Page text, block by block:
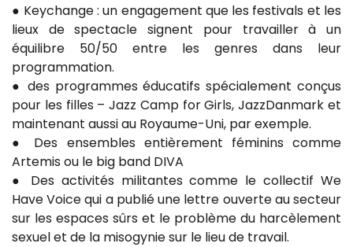
● Keychange : un engagement que les festivals et les
lieux de spectacle signent pour travailler à un
équilibre 50/50 entre les genres dans leur
programmation.
● des programmes éducatifs spécialement conçus
pour les filles – Jazz Camp for Girls, JazzDanmark et
maintenant aussi au Royaume-Uni, par exemple.
● Des ensembles entièrement féminins comme
Artemis ou le big band DIVA
● Des activités militantes comme le collectif We
Have Voice qui a publié une lettre ouverte au secteur
sur les espaces sûrs et le problème du harcèlement
sexuel et de la misogynie sur le lieu de travail.